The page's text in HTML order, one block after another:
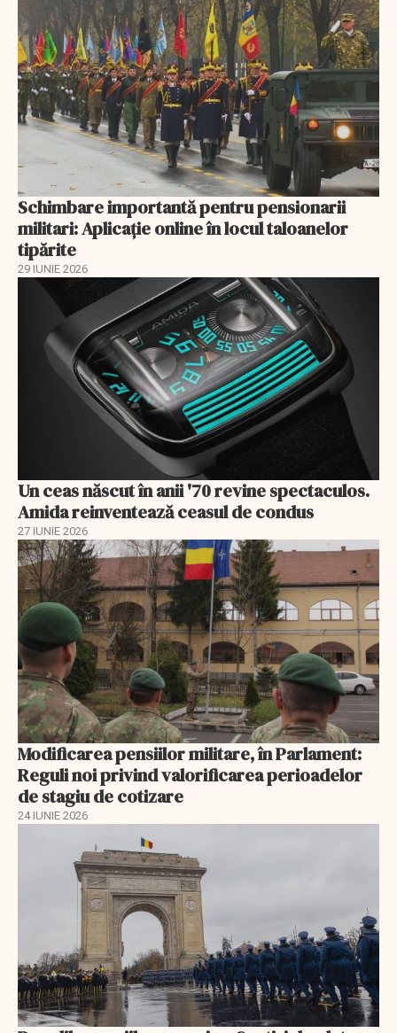
Schimbare importantă pentru pensionarii
militari: Aplicaţie online în locul taloanelor
tipărite
29 IUNIE 2026
Un ceas născut în anii '70 revine spectaculos.
Amida reinventează ceasul de condus
27 IUNIE 2026
Modificarea pensiilor militare, în Parlament:
Reguli noi privind valorificarea perioadelor
de stagiu de cotizare
24 IUNIE 2026